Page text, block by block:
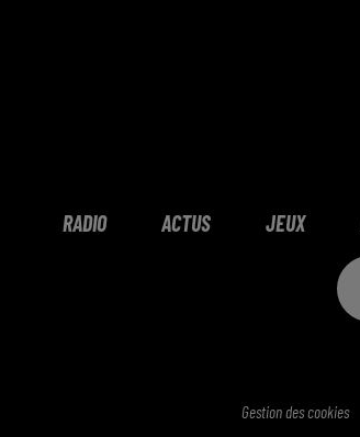
RADIO ACTUS JEUX
Gestion des cookies